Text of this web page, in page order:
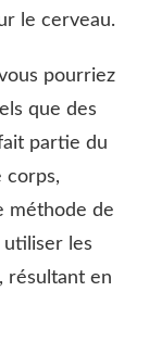
le cerveau.
pourriez
que des
partie du
corps,
méthode de
les
résultant en